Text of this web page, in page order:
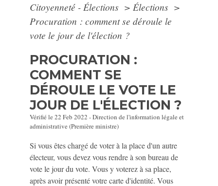
Citoyenneté - Élections > Élections >
Procuration : comment se déroule le
vote le jour de l'élection ?
PROCURATION :
COMMENT SE
DÉROULE LE VOTE LE
JOUR DE L'ÉLECTION ?
Vérifié le 22 Feb 2022 - Direction de l'information légale et
administrative (Première ministre)
Si vous êtes chargé de voter à la place d'un autre
électeur, vous devez vous rendre à son bureau de
vote le jour du vote. Vous y voterez à sa place,
après avoir présenté votre carte d'identité. Vous